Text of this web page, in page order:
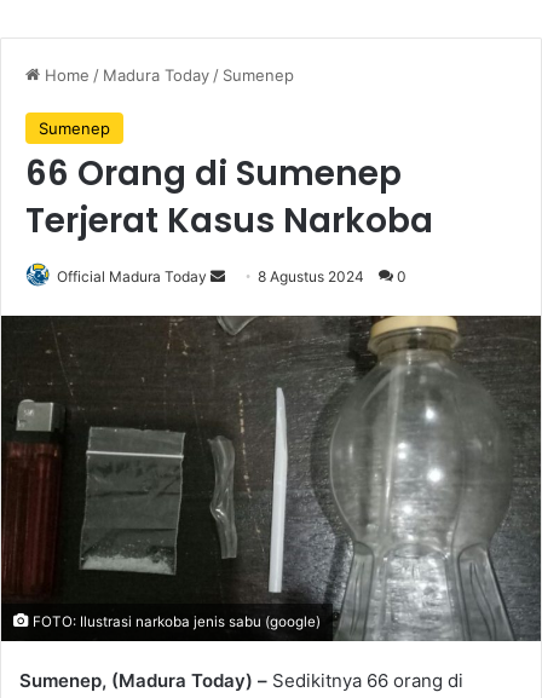
Home / Madura Today / Sumenep
Sumenep
66 Orang di Sumenep
Terjerat Kasus Narkoba
Official Madura Today
n
d
e
a
i
8 Agustus 2024 0
FOTO: Ilustrasi narkoba jenis sabu (google)
Sumenep, (Madura Today) – Sedikitnya 66 orang di